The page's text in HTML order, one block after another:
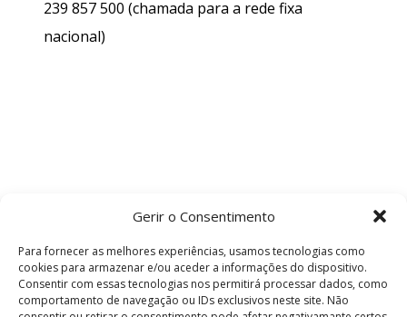
Gerir o Consentimento
Para fornecer as melhores experiências, usamos tecnologias como
cookies para armazenar e/ou aceder a informações do dispositivo.
Consentir com essas tecnologias nos permitirá processar dados, como
comportamento de navegação ou IDs exclusivos neste site. Não
239 857 500 (chamada para a rede fixa
nacional)